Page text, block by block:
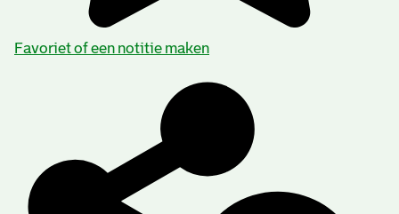
Favoriet of een notitie maken